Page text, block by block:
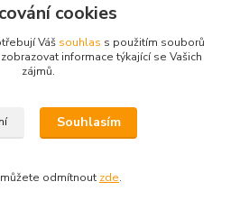
cookies
Váš souhlas s použitím souborů
informace týkající se Vašich
zájmů.
Souhlasím
odmítnout zde.